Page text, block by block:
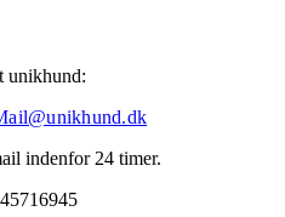
unikhund:
indenfor 24 timer.